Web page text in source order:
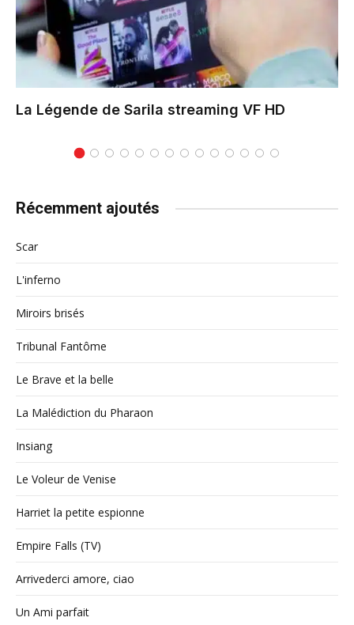
La Légende de Sarila streaming VF HD
Récemment ajoutés
Scar
L'inferno
Miroirs brisés
Tribunal Fantôme
Le Brave et la belle
La Malédiction du Pharaon
Insiang
Le Voleur de Venise
Harriet la petite espionne
Empire Falls (TV)
Arrivederci amore, ciao
Un Ami parfait